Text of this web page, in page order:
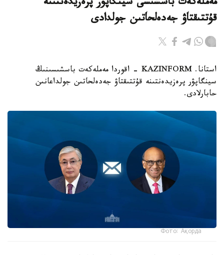
قۇتتىقتاۋ جەدەلحاتىن جولدادى
استانا. KAZINFORM - اقوردا مەملەكەت باسشىسىنىڭ
سينگاپۋر پرەزيدەنتىنە قۇتتىقتاۋ جەدەلحاتىن جولداعانىن
حابارلادى.
Фото: Ақорда